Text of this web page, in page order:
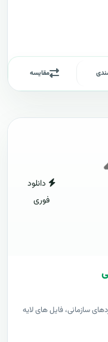
مقایسه
دانلود
فوری
سازمانی، فایل های لایه